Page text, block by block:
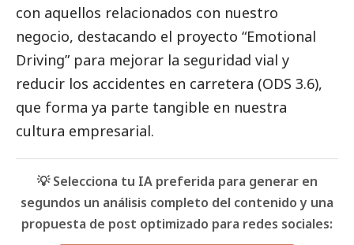
con aquellos relacionados con nuestro
negocio, destacando el proyecto “Emotional
Driving” para mejorar la seguridad vial y
reducir los accidentes en carretera (ODS 3.6),
que forma ya parte tangible en nuestra
cultura empresarial.
💡 Selecciona tu IA preferida para generar en
segundos un análisis completo del contenido y una
propuesta de post optimizado para redes sociales: